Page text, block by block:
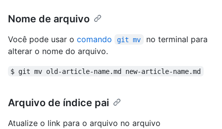
Nome de arquivo
Você pode usar o comando git mv
no terminal para
alterar o nome do arquivo.
$ git mv old-article-name.md new-article-name.md
Arquivo de índice pai
Atualize o link para o arquivo no arquivo